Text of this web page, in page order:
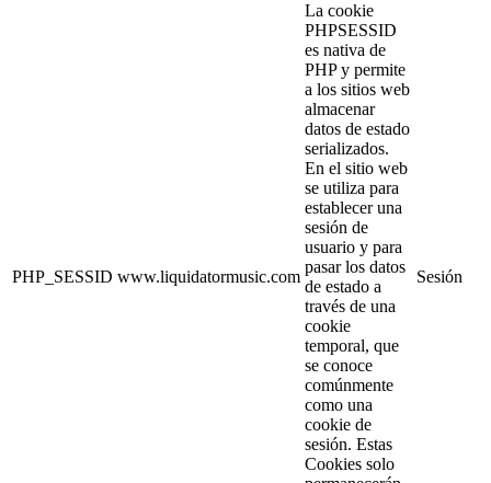
PHP_SESSID www.liquidatormusic.com
La cookie
PHPSESSID
es nativa de
PHP y permite
a los sitios web
almacenar
datos de estado
serializados.
En el sitio web
se utiliza para
establecer una
sesión de
usuario y para
pasar los datos
de estado a
través de una
cookie
temporal, que
se conoce
comúnmente
como una
cookie de
sesión. Estas
Cookies solo
Sesión